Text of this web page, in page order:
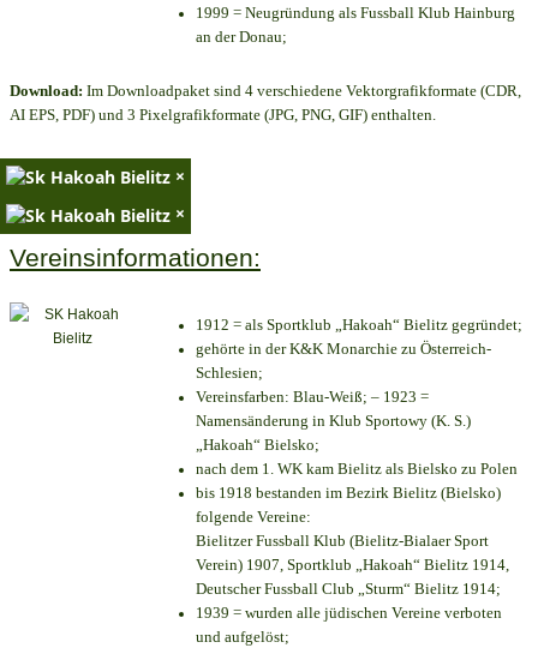
1999 = Neugründung als Fussball Klub Hainburg
an der Donau;
Download: Im Downloadpaket sind 4 verschiedene Vektorgrafikformate (CDR,
AI EPS, PDF) und 3 Pixelgrafikformate (JPG, PNG, GIF) enthalten.
×
×
Vereinsinformationen:
1912 = als Sportklub „Hakoah“ Bielitz gegründet;
gehörte in der K&K Monarchie zu Österreich-
Schlesien;
Vereinsfarben: Blau-Weiß; – 1923 =
Namensänderung in Klub Sportowy (K. S.)
„Hakoah“ Bielsko;
nach dem 1. WK kam Bielitz als Bielsko zu Polen
bis 1918 bestanden im Bezirk Bielitz (Bielsko)
folgende Vereine:
Bielitzer Fussball Klub (Bielitz-Bialaer Sport
Verein) 1907, Sportklub „Hakoah“ Bielitz 1914,
Deutscher Fussball Club „Sturm“ Bielitz 1914;
1939 = wurden alle jüdischen Vereine verboten
und aufgelöst;